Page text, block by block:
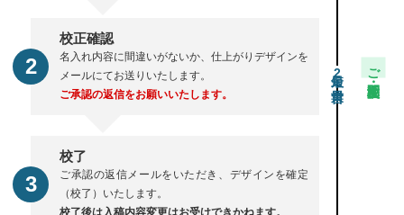
校正確認
名入れ内容に間違いがないか、仕上がりデザインを
メールにてお送りいたします。
ご承認の返信をお願いいたします。
校了
ご承認の返信メールをいただき、デザインを確定
（校了）いたします。
2 ご注文・校正期間